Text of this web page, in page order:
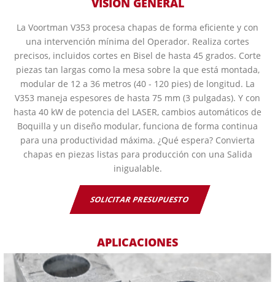
La Voortman V353 procesa chapas de forma eficiente y con
una intervención mínima del Operador. Realiza cortes
precisos, incluidos cortes en Bisel de hasta 45 grados. Corte
piezas tan largas como la mesa sobre la que está montada,
modular de 12 a 36 metros (40 - 120 pies) de longitud. La
V353 maneja espesores de hasta 75 mm (3 pulgadas). Y con
hasta 40 kW de potencia del LASER, cambios automáticos de
Boquilla y un diseño modular, funciona de forma continua
para una productividad máxima. ¿Qué espera? Convierta
chapas en piezas listas para producción con una Salida
inigualable.
SOLICITAR PRESUPUESTO
APLICACIONES